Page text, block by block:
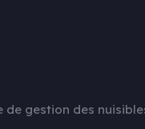
de gestion des